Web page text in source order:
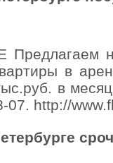
в
в
07. http://